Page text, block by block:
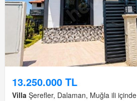
13.250.000 TL
Villa Şerefler, Dalaman, Muğla ili içinde